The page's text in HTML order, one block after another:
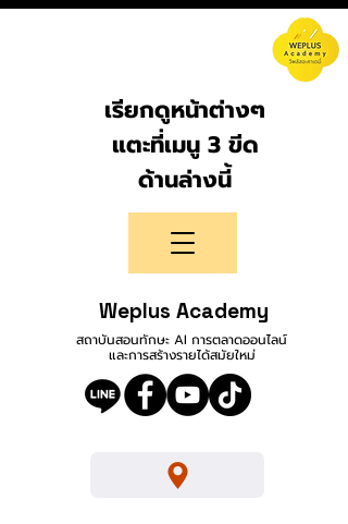
เรียกดูหน้าต่างๆ
แตะที่เมนู 3 ขีด
ด้านล่างนี้
Weplus Academy
สถาบันสอนทักษะ AI การตลาดออนไลน์
และการสร้างรายได้สมัยใหม่